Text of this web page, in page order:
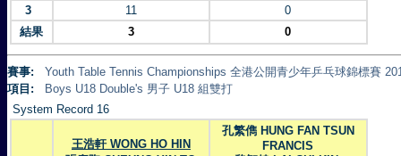
3 11
0
結果
3 0
賽事:
Youth Table Tennis Championships 全港公開青少年乒乓球錦標賽
項目:
Boys U18 Double's 男子 U18 組雙打
System Record 16
王浩軒 WONG HO HIN
孔繁儁 HUNG FAN TSUN
FRANCIS